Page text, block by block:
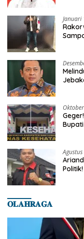
Januari
Politik!
𝐎𝐋𝐀𝐇𝐑𝐀𝐆𝐀